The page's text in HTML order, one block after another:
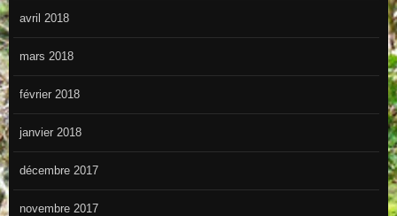
avril 2018
mars 2018
février 2018
janvier 2018
décembre 2017
novembre 2017